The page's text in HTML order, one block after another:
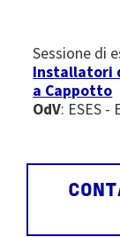
Sessione di
Installatori
a Cappotto
OdV: ESES -